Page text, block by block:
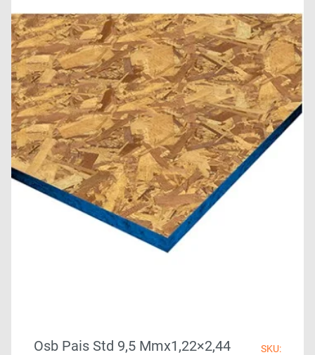
Osb Pais Std 9,5 Mmx1,22×2,44
SKU: